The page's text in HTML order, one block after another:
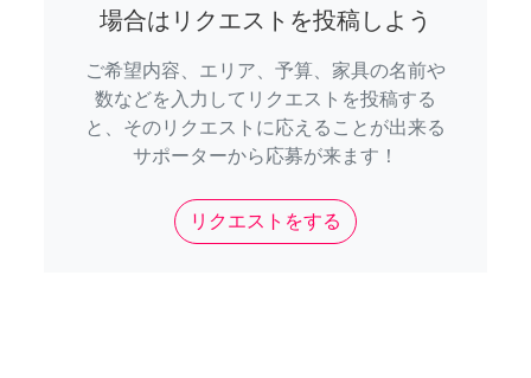
場合はリクエストを投稿しよう
ご希望内容、エリア、予算、家具の名前や
数などを入力してリクエストを投稿する
と、そのリクエストに応えることが出来る
サポーターから応募が来ます！
リクエストをする